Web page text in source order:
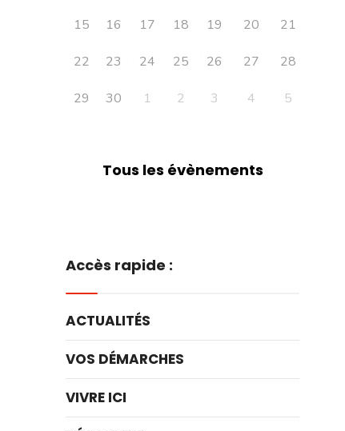
15
16 17 18 19 20 21
22 23 24 25 26 27 28
29 30 1 2 3 4 5
Tous les évènements
Accès rapide :
ACTUALITÉS
VOS DÉMARCHES
VIVRE ICI